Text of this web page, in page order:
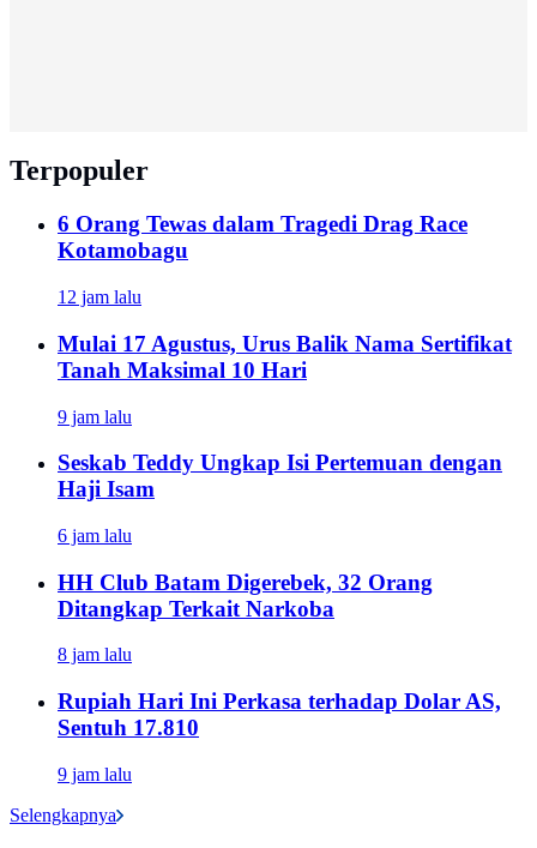
Terpopuler
6 Orang Tewas dalam Tragedi Drag Race
Kotamobagu
12 jam lalu
Mulai 17 Agustus, Urus Balik Nama Sertifikat
Tanah Maksimal 10 Hari
9 jam lalu
Seskab Teddy Ungkap Isi Pertemuan dengan
Haji Isam
6 jam lalu
HH Club Batam Digerebek, 32 Orang
Ditangkap Terkait Narkoba
8 jam lalu
Rupiah Hari Ini Perkasa terhadap Dolar AS,
Sentuh 17.810
9 jam lalu
Selengkapnya